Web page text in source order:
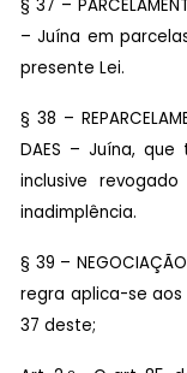
§ 37 –
– Juína em
presente Lei.
§ 38 –
DAES – Juína,
inclusive
inadimplência.
§ 39 –
regra aplica-se
37 deste;